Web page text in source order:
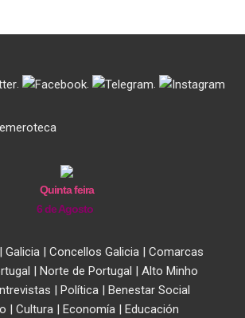
. . .
Quinta feira
6 de Agosto
| Galicia| Concellos Galicia| Comarcas
| Norte de Portugal | Alto Minho
| Política| Benestar Social
| Cultura | Economía | Educación